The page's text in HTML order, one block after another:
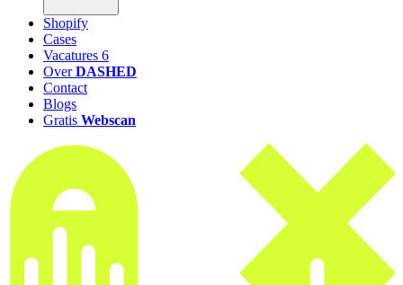
Shopify
Cases
Vacatures 6
OverDASHED
Contact
Blogs
Gratis Webscan